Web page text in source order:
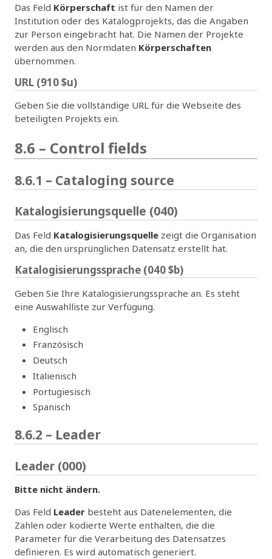
Das Feld Körperschaft ist für den Namen der
Institution oder des Katalogprojekts, das die Angaben
zur Person eingebracht hat. Die Namen der Projekte
werden aus den Normdaten Körperschaften
übernommen.
URL (910 $u)
Geben Sie die vollständige URL für die Webseite des
beteiligten Projekts ein.
8.6 – Control fields
8.6.1 – Cataloging source
Katalogisierungsquelle (040)
Das Feld Katalogisierungsquelle zeigt die Organisation
an, die den ursprünglichen Datensatz erstellt hat.
Katalogisierungssprache (040 $b)
Geben Sie Ihre Katalogisierungssprache an. Es steht
eine Auswahlliste zur Verfügung.
Englisch
Französisch
Deutsch
Italienisch
Portugiesisch
Spanisch
8.6.2 – Leader
Leader (000)
Bitte nicht ändern.
Das Feld Leader besteht aus Datenelementen, die
Zahlen oder kodierte Werte enthalten, die die
Parameter für die Verarbeitung des Datensatzes
definieren. Es wird automatisch generiert.